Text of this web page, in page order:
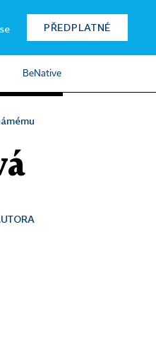
PŘEDPLATNÉ
BeNative